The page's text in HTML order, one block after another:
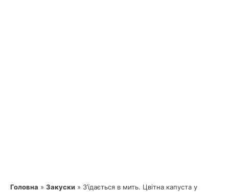
Головна » Закуски » З’їдається в мить. Цвітна капуста у